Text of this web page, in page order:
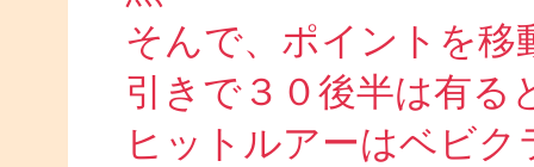
そんで、ポイントを移
引きで３０後半は有る
ヒットルアーはベビク